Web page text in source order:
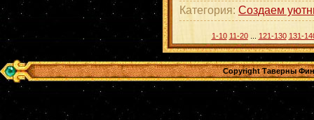
Категория: Создаем
1-10 11-20 121-130 131-
Copyright Таверны